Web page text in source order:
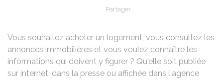
Partager
Vous souhaitez acheter un logement, vous consultez les
annonces immobilières et vous voulez connaître les
informations qui doivent y figurer ? Qu'elle soit publiée
sur internet, dans la presse ou affichée dans l'agence